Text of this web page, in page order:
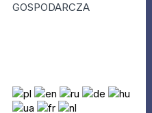
GOSPODARCZA